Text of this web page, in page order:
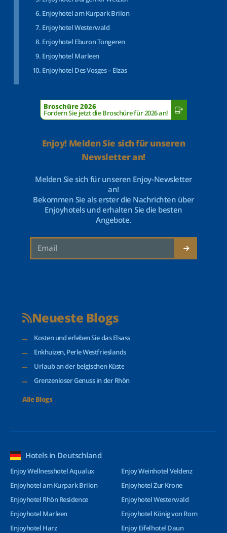
Enjoyhotel am Kurpark Brilon
Enjoyhotel Westerwald
Enjoyhotel Eburon Tongeren
Enjoyhotel Marleen
Enjoyhotel Des Vosges – Elzas
Broschüre 2026
Fordern Sie jetzt die Broschüre für 2026 an!
Enjoy! Melden Sie sich für unseren
Newsletter an!
Melden Sie sich für unseren Enjoy-Newsletter
an!
Bekommen Sie als erster die Nachrichten über
Enjoyhotels und erhalten Sie die besten
Angebote.
Neueste Blogs
Kosten und erleben Sie das Elsass
Enkhuizen, Perle Westfrieslands
Urlaub an der belgischen Küste
Grenzenloser Genuss in der Rhön
Alle Blogs
Hotels in Deutschland
Enjoy Wellnesshotel Aqualux
Enjoyhotel am Kurpark Brilon
Enjoyhotel Rhön Residence
Enjoyhotel Marleen
Enjoyhotel Harz
Enjoy Weinhotel Veldenz
Enjoyhotel Zur Krone
Enjoyhotel Westerwald
Enjoyhotel König von Rom
Enjoy Eifelhotel Daun